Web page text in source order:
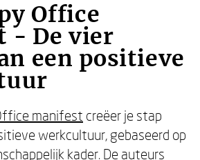
Office
- De vier
een positieve
manifest creëer je stap
werkcultuur, gebaseerd op
kader. De auteurs